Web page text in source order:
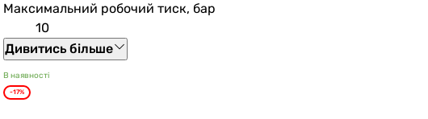
Максимальний робочий тиск, бар
10
Дивитись більше
В наявності
-17%